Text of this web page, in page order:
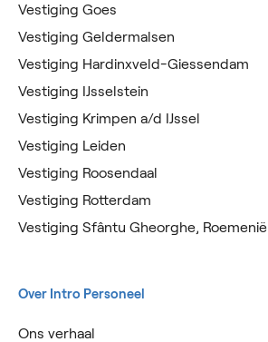
Vestiging Goes
Vestiging Geldermalsen
Vestiging Hardinxveld-Giessendam
Vestiging IJsselstein
Vestiging Krimpen a/d IJssel
Vestiging Leiden
Vestiging Roosendaal
Vestiging Rotterdam
Vestiging Sfântu Gheorghe, Roemenië
Over Intro Personeel
Ons verhaal